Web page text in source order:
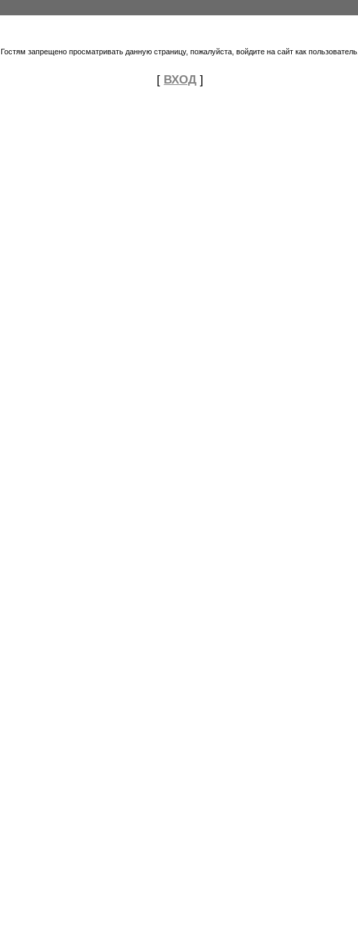
Гостям запрещено просматривать данную страницу, пожалуйста, войдите на сайт как пользователь.
[ ВХОД ]